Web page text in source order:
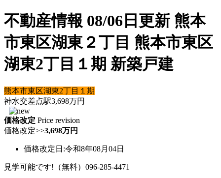
不動産情報 08/06日更新 熊本
市東区湖東２丁目 熊本市東区
湖東2丁目１期 新築戸建
熊本市東区湖東2丁目１期
神水交差点駅3,698万円
価格改定 Price revision
価格改定>>3,698万円
価格改定日:令和8年08月04日
見学可能です!（無料）096-285-4471